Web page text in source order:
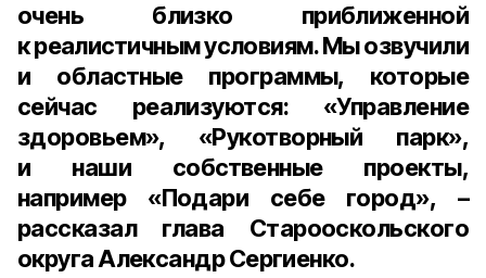
очень близко приближенной
к реалистичным условиям. Мы озвучили
и областные программы, которые
сейчас реализуются: «Управление
здоровьем», «Рукотворный парк»,
и наши собственные проекты,
например «Подари себе город», –
рассказал глава Старооскольского
округа Александр Сергиенко.